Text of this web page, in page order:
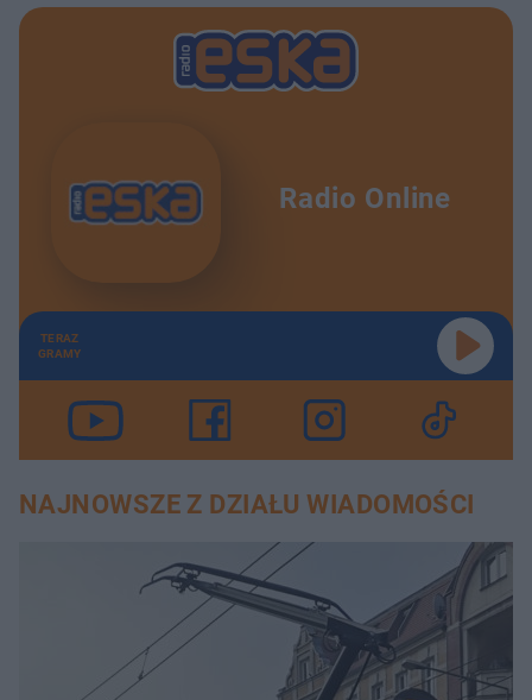
Radio Online
TERAZ
GRAMY
NAJNOWSZE Z DZIAŁU WIADOMOŚCI